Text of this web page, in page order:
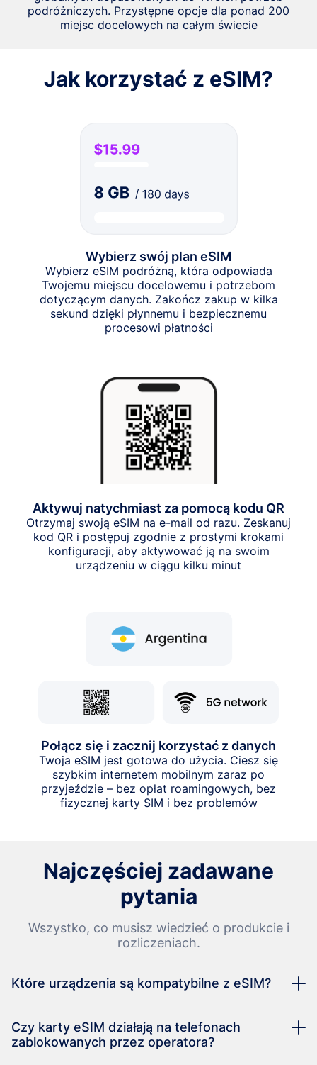
podróżniczych. Przystępne opcje dla ponad 200
miejsc docelowych na całym świecie
Jak korzystać z eSIM?
Wybierz swój plan eSIM
Wybierz eSIM podróżną, która odpowiada
Twojemu miejscu docelowemu i potrzebom
dotyczącym danych. Zakończ zakup w kilka
sekund dzięki płynnemu i bezpiecznemu
procesowi płatności
Aktywuj natychmiast za pomocą kodu QR
Otrzymaj swoją eSIM na e-mail od razu. Zeskanuj
kod QR i postępuj zgodnie z prostymi krokami
konfiguracji, aby aktywować ją na swoim
urządzeniu w ciągu kilku minut
Połącz się i zacznij korzystać z danych
Twoja eSIM jest gotowa do użycia. Ciesz się
szybkim internetem mobilnym zaraz po
przyjeździe – bez opłat roamingowych, bez
fizycznej karty SIM i bez problemów
Najczęściej zadawane
pytania
Wszystko, co musisz wiedzieć o produkcie i
rozliczeniach.
Które urządzenia są kompatybilne z eSIM?
Czy karty eSIM działają na telefonach
zablokowanych przez operatora?